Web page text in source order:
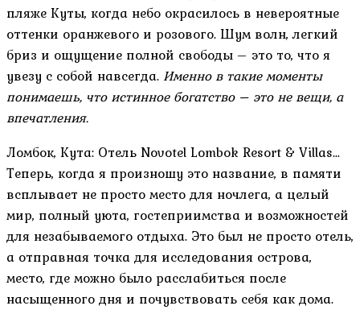
пляже Куты, когда небо окрасилось в невероятные
оттенки оранжевого и розового. Шум волн, легкий
бриз и ощущение полной свободы – это то, что я
увезу с собой навсегда.Именно в такие моменты
понимаешь, что истинное богатство – это не вещи, а
впечатления.
Ломбок, Кута: Отель Novotel Lombok Resort & Villas…
Теперь, когда я произношу это название, в памяти
всплывает не просто место для ночлега, а целый
мир, полный уюта, гостеприимства и возможностей
для незабываемого отдыха. Это был не просто отель,
а отправная точка для исследования острова,
место, где можно было расслабиться после
насыщенного дня и почувствовать себя как дома.